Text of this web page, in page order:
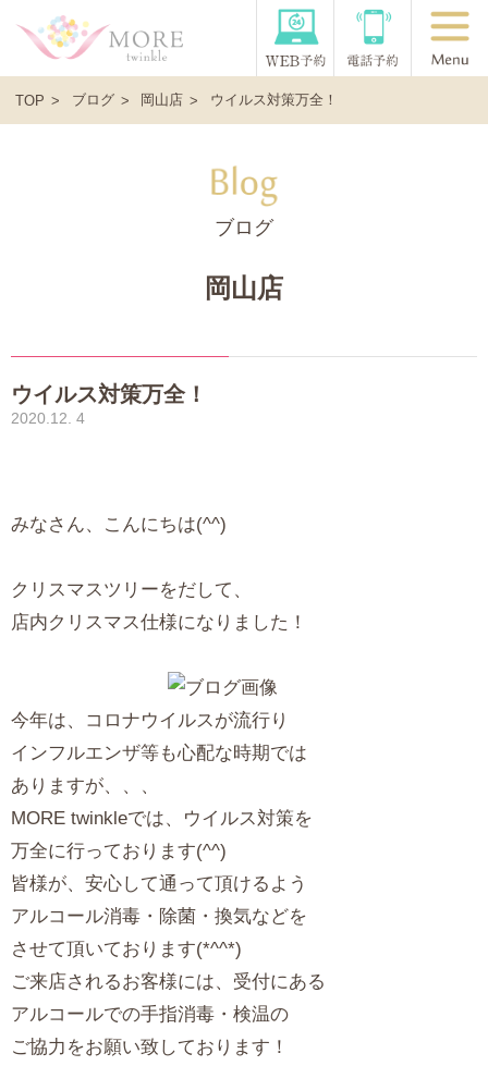
TOP ブログ 岡山店 ウイルス対策万全！
ブログ
岡山店
ウイルス対策万全！
2020.12. 4
みなさん、こんにちは(^^)
クリスマスツリーをだして、
店内クリスマス仕様になりました！
今年は、コロナウイルスが流行り
インフルエンザ等も心配な時期では
ありますが、、、
MORE twinkleでは、ウイルス対策を
万全に行っております(^^)
皆様が、安心して通って頂けるよう
アルコール消毒・除菌・換気などを
させて頂いております(*^^*)
ご来店されるお客様には、受付にある
アルコールでの手指消毒・検温の
ご協力をお願い致しております！